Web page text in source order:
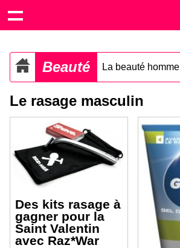
Beauté La beauté homme
Le rasage masculin
Des kits rasage à
gagner pour la
Saint Valentin
avec Raz*War